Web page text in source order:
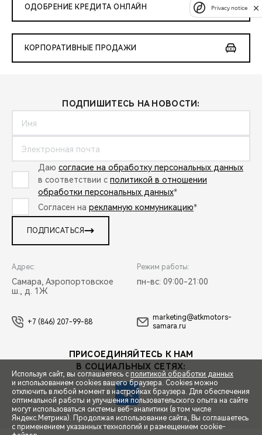
СПЕЦПРЕДЛОЖЕНИЯ
ОДОБРЕНИЕ КРЕДИТА ОНЛАЙН
КОРПОРАТИВНЫЕ ПРОДАЖИ
ПОДПИШИТЕСЬ НА НОВОСТИ:
Даю согласие на обработку персональных данных
в соответствии с политикой в отношении
обработки персональных данных*
Согласен на рекламную коммуникацию*
ПОДПИСАТЬСЯ
Адрес:
Самара, Аэропортовское
ш., д. 1Ж
Режим работы:
пн-вс: 09:00-21:00
+7 (846) 207-99-88
marketing@atkmotors-
samara.ru
ПРИСОЕДИНЯЙТЕСЬ К НАМ
В СОЦИАЛЬНЫХ СЕТЯХ:
Используя сайт, вы соглашаетесь с политикой обработки данных
и использованием cookies вашего браузера. Cookies можно
отключить в любой момент в настройках браузера. Для обеспечения
оптимальной работы и улучшения пользовательского опыта на сайте
могут использоваться системы веб-аналитики (в том числе
Яндекс.Метрика). Продолжая использование сайта, Вы соглашаетесь
с применением указанных технологий и размещением cookie-
Privacy notice